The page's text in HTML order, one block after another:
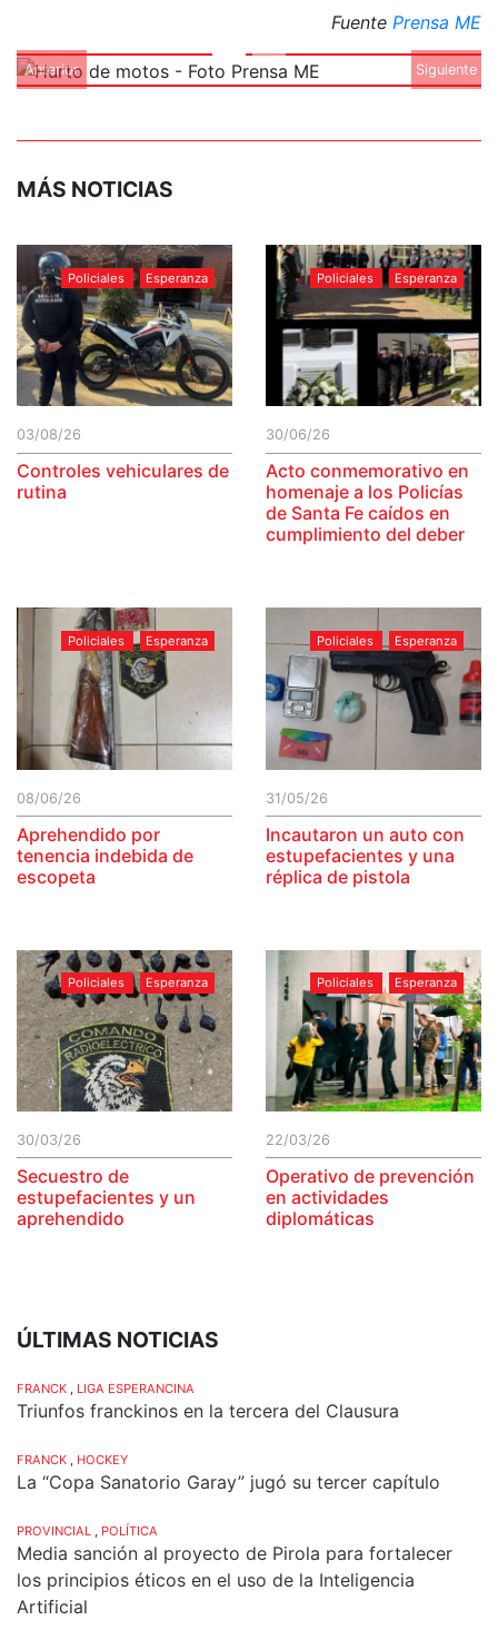
Fuente Prensa ME
Anterior Siguiente
MÁS NOTICIAS
Policiales Esperanza
03/08/26
Controles vehiculares de
rutina
Policiales Esperanza
30/06/26
Acto conmemorativo en
homenaje a los Policías
de Santa Fe caídos en
cumplimiento del deber
Policiales Esperanza
08/06/26
Aprehendido por
tenencia indebida de
escopeta
Policiales Esperanza
31/05/26
Incautaron un auto con
estupefacientes y una
réplica de pistola
Policiales Esperanza
30/03/26
Secuestro de
estupefacientes y un
aprehendido
Policiales Esperanza
22/03/26
Operativo de prevención
en actividades
diplomáticas
ÚLTIMAS NOTICIAS
FRANCK LIGA ESPERANCINA
Triunfos franckinos en la tercera del Clausura
FRANCK HOCKEY
La “Copa Sanatorio Garay” jugó su tercer capítulo
PROVINCIAL POLÍTICA
Media sanción al proyecto de Pirola para fortalecer
los principios éticos en el uso de la Inteligencia
Artificial